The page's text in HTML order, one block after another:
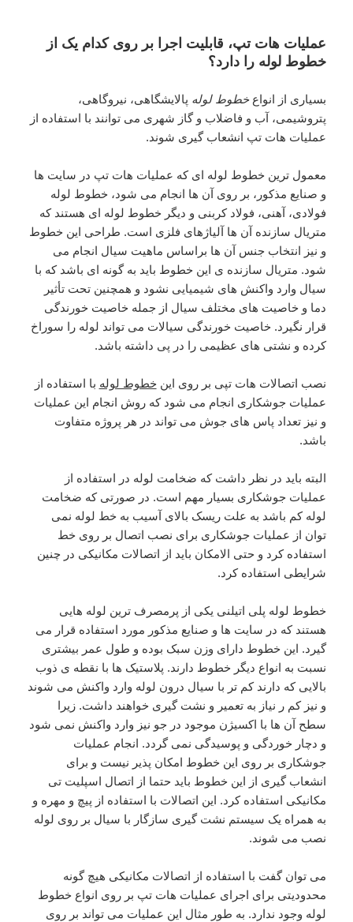
عملیات هات تپ، قابلیت اجرا بر روی کدام یک از
خطوط لوله را دارد؟
بسیاری از انواعخطوط لوله پالایشگاهی، نیروگاهی،
پتروشیمی، آب و فاضلاب و گاز شهری می توانند با استفاده از
عملیات هات تپ انشعاب گیری شوند.
معمول ترین خطوط لوله ای که عملیات هات تپ در سایت ها
و صنایع مذکور، بر روی آن ها انجام می شود، خطوط لوله
فولادی، آهنی، فولاد کربنی و دیگر خطوط لوله ای هستند که
متریال سازنده آن ها آلیاژهای فلزی است. طراحی این خطوط
و نیز انتخاب جنس آن ها براساس ماهیت سیال انجام می
شود. متریال سازنده ی این خطوط باید به گونه ای باشد که با
سیال وارد واکنش های شیمیایی نشود و همچنین تحت تأثیر
دما و خاصیت های مختلف سیال از جمله خاصیت خورندگی
قرار نگیرد. خاصیت خورندگی سیالات می تواند لوله را سوراخ
کرده و نشتی های عظیمی را در پی داشته باشد.
نصب اتصالات هات تپی بر روی این خطوط لوله با استفاده از
عملیات جوشکاری انجام می شود که روش انجام این عملیات
و نیز تعداد پاس های جوش می تواند در هر پروژه متفاوت
باشد.
البته باید در نظر داشت که ضخامت لوله در استفاده از
عملیات جوشکاری بسیار مهم است. در صورتی که ضخامت
لوله کم باشد به علت ریسک بالای آسیب به خط لوله نمی
توان از عملیات جوشکاری برای نصب اتصال بر روی خط
استفاده کرد و حتی الامکان باید از اتصالات مکانیکی در چنین
شرایطی استفاده کرد.
خطوط لوله پلی اتیلنی یکی از پرمصرف ترین لوله هایی
هستند که در سایت ها و صنایع مذکور مورد استفاده قرار می
گیرد. این خطوط دارای وزن سبک بوده و طول عمر بیشتری
نسبت به انواع دیگر خطوط دارند. پلاستیک ها با نقطه ی ذوب
بالایی که دارند کم تر با سیال درون لوله وارد واکنش می شوند
و نیز کم ر نیاز به تعمیر و نشت گیری خواهند داشت. زیرا
سطح آن ها با اکسیژن موجود در جو نیز وارد واکنش نمی شود
و دچار خوردگی و پوسیدگی نمی گردد. انجام عملیات
جوشکاری بر روی این خطوط امکان پذیر نیست و برای
انشعاب گیری از این خطوط باید حتما از اتصال اسپلیت تی
مکانیکی استفاده کرد. این اتصالات با استفاده از پیچ و مهره و
به همراه یک سیستم نشت گیری سازگار با سیال بر روی لوله
نصب می شوند.
می توان گفت با استفاده از اتصالات مکانیکی هیچ گونه
محدودیتی برای اجرای عملیات هات تپ بر روی انواع خطوط
لوله وجود ندارد. به طور مثال این عملیات می تواند بر روی